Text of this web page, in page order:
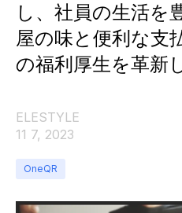
し、社員の生活を
屋の味と便利な支
の福利厚生を革新
ELESTYLE
11 7, 2023
OneQR